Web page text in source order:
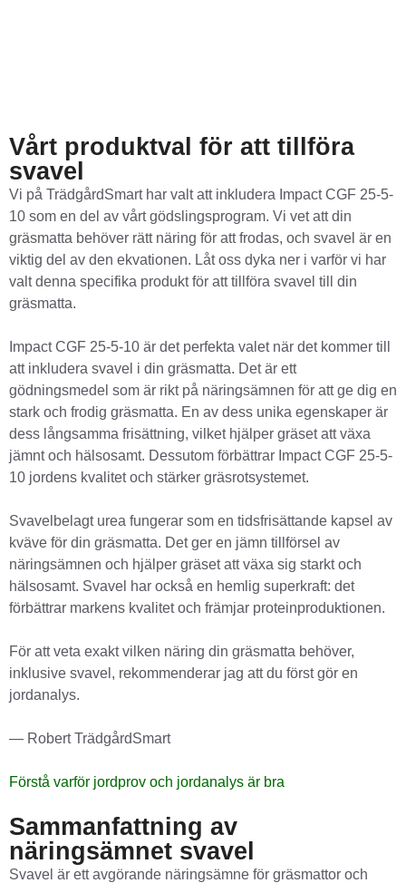
Vårt produktval för att tillföra
svavel
Vi på TrädgårdSmart har valt att inkludera Impact CGF 25-5-
10 som en del av vårt gödslingsprogram. Vi vet att din
gräsmatta behöver rätt näring för att frodas, och svavel är en
viktig del av den ekvationen. Låt oss dyka ner i varför vi har
valt denna specifika produkt för att tillföra svavel till din
gräsmatta.
Impact CGF 25-5-10 är det perfekta valet när det kommer till
att inkludera svavel i din gräsmatta. Det är ett
gödningsmedel som är rikt på näringsämnen för att ge dig en
stark och frodig gräsmatta. En av dess unika egenskaper är
dess långsamma frisättning, vilket hjälper gräset att växa
jämnt och hälsosamt. Dessutom förbättrar Impact CGF 25-5-
10 jordens kvalitet och stärker gräsrotsystemet.
Svavelbelagt urea fungerar som en tidsfrisättande kapsel av
kväve för din gräsmatta. Det ger en jämn tillförsel av
näringsämnen och hjälper gräset att växa sig starkt och
hälsosamt. Svavel har också en hemlig superkraft: det
förbättrar markens kvalitet och främjar proteinproduktionen.
För att veta exakt vilken näring din gräsmatta behöver,
inklusive svavel, rekommenderar jag att du först gör en
jordanalys.
— Robert TrädgårdSmart
Förstå varför jordprov och jordanalys är bra
Sammanfattning av
näringsämnet svavel
Svavel är ett avgörande näringsämne för gräsmattor och